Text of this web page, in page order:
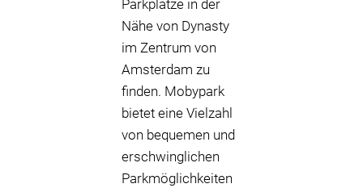
Parkplätze in der
Nähe von Dynasty
im Zentrum von
Amsterdam zu
finden. Mobypark
bietet eine Vielzahl
von bequemen und
erschwinglichen
Parkmöglichkeiten